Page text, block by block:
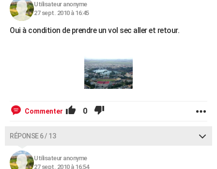
Utilisateur anonyme
27 sept. 2010 à 16:45
Oui à condition de prendre un vol sec aller et retour.
Commenter 0
RÉPONSE 6 / 13
Utilisateur anonyme
27 sept. 2010 à 16:54